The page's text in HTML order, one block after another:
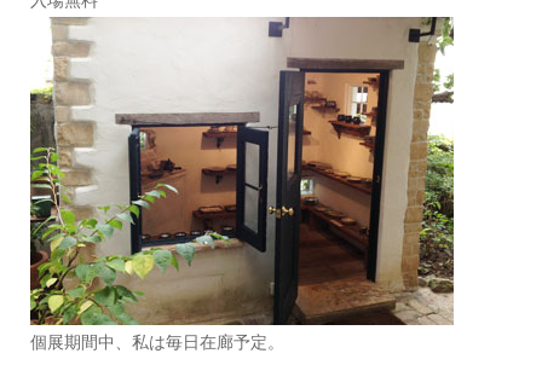
個展期間中、私は毎日在廊予定。